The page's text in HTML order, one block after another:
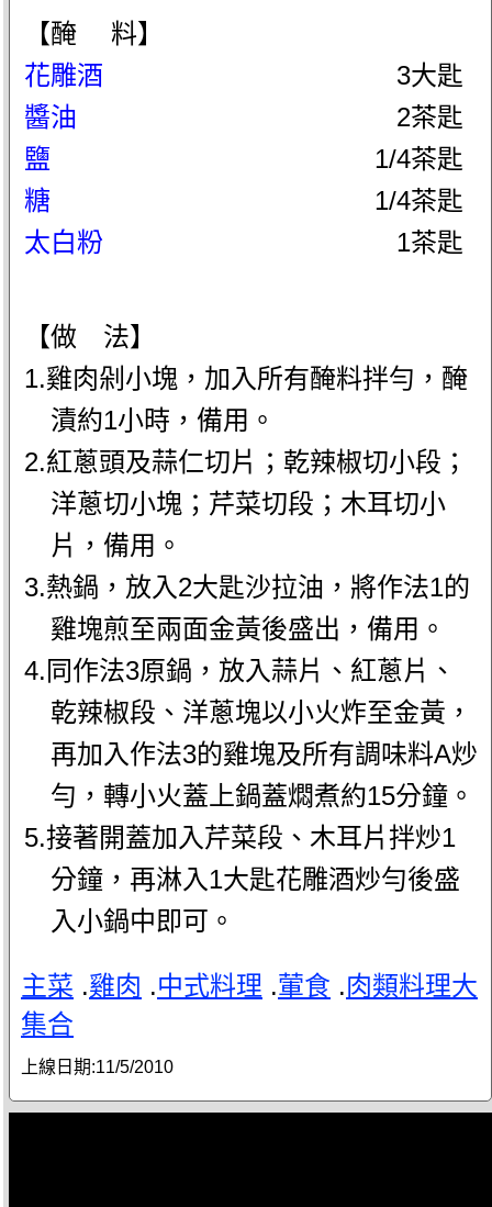
【醃 料】
花雕酒
3大匙
醬油
2茶匙
鹽
1/4茶匙
糖
1/4茶匙
太白粉
1茶匙
【做 法】
1.雞肉剁小塊，加入所有醃料拌勻，醃
漬約1小時，備用。
2.紅蔥頭及蒜仁切片；乾辣椒切小段；
洋蔥切小塊；芹菜切段；木耳切小
片，備用。
3.熱鍋，放入2大匙沙拉油，將作法1的
雞塊煎至兩面金黃後盛出，備用。
4.同作法3原鍋，放入蒜片、紅蔥片、
乾辣椒段、洋蔥塊以小火炸至金黃，
再加入作法3的雞塊及所有調味料A炒
勻，轉小火蓋上鍋蓋燜煮約15分鐘。
5.接著開蓋加入芹菜段、木耳片拌炒1
分鐘，再淋入1大匙花雕酒炒勻後盛
入小鍋中即可。
主菜 .雞肉 .中式料理 .葷食 .肉類料理大
集合
上線日期:11/5/2010